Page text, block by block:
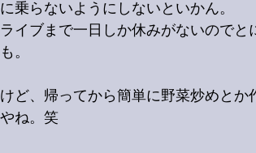
乗らないようにしないといかん。
イブまで一日しか休みがないので
。
ど、帰ってから簡単に野菜炒めと
ね。笑